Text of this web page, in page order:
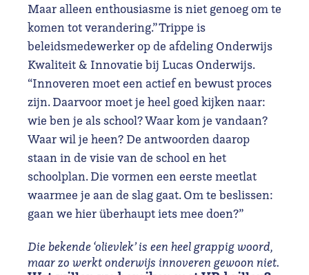
Maar alleen enthousiasme is niet genoeg om te
komen tot verandering.” Trippe is
beleidsmedewerker op de afdeling Onderwijs
Kwaliteit & Innovatie bij Lucas Onderwijs.
“Innoveren moet een actief en bewust proces
zijn. Daarvoor moet je heel goed kijken naar:
wie ben je als school? Waar kom je vandaan?
Waar wil je heen? De antwoorden daarop
staan in de visie van de school en het
schoolplan. Die vormen een eerste meetlat
waarmee je aan de slag gaat. Om te beslissen:
gaan we hier überhaupt iets mee doen?”
Die bekende ‘olievlek’ is een heel grappig woord,
maar zo werkt onderwijs innoveren gewoon niet.